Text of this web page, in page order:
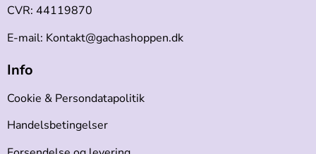
CVR: 44119870
E-mail: Kontakt@gachashoppen.dk
Info
Cookie & Persondatapolitik
Handelsbetingelser